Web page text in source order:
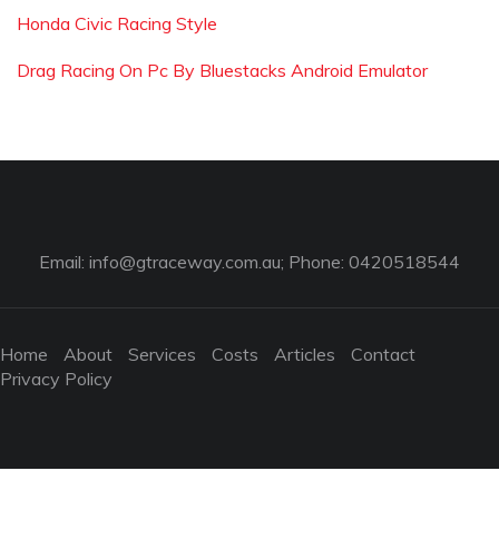
Honda Civic Racing Style
Drag Racing On Pc By Bluestacks Android Emulator
Email: info@gtraceway.com.au; Phone: 0420518544
Home About Services Costs Articles
Contact
Privacy Policy